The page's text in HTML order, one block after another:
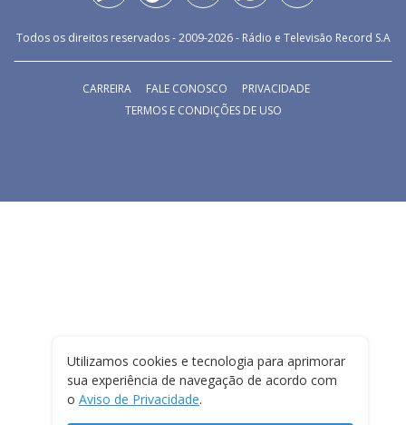
Todos os direitos reservados - 2009-2026- Rádio e Televisão Record S.A
CARREIRA FALE CONOSCO
PRIVACIDADE
TERMOS E CONDIÇÕES DE USO
Utilizamos cookies e tecnologia para aprimorar
sua experiência de navegação de acordo com
o Aviso de Privacidade.